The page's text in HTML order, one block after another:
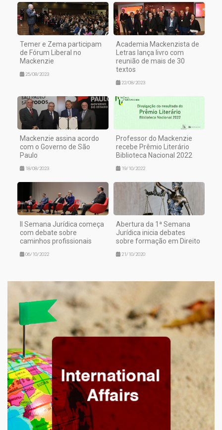
Temer e Zema participam
de Fórum Liberal no
Mackenzie
25/08/2023
Academia Mackenzista de
Letras lança livro com
reunião de mais de 30
textos
22/08/2023
Mackenzie assina acordo
com o Governo de São
Paulo
18/08/2023
Professor do Mackenzie
recebe Prêmio Literário
Biblioteca Nacional 2022
19/10/2022
II Semana Jurídica começa
com debate sobre
caminhos profissionais
06/10/2022
Abertura da 1ª Semana
Jurídica inicia debates
sobre formação em Direito
21/10/2020